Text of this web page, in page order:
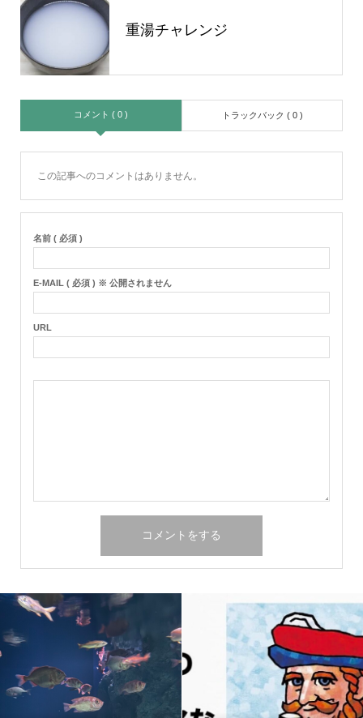
重湯チャレンジ
コメント ( 0 ) トラックバック ( 0 )
この記事へのコメントはありません。
名前 ( 必須 )
E-MAIL ( 必須 ) ※ 公開されません
URL